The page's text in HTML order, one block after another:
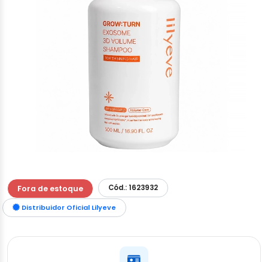
Fora de estoque Cód.: 1623932
Distribuidor Oficial Lilyeve